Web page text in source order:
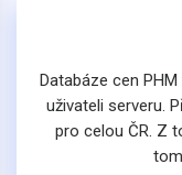
Databáze cen
uživateli serveru.
pro celou ČR. Z